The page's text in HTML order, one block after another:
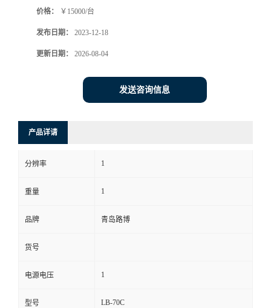
系
方
式
在
线
价格： ￥15000/台
发布日期： 2023-12-18
更新日期： 2026-08-04
发送咨询信息
产品详请
分辨率 1
重量 1
品牌 青岛路博
货号
电源电压 1
型号 LB-70C